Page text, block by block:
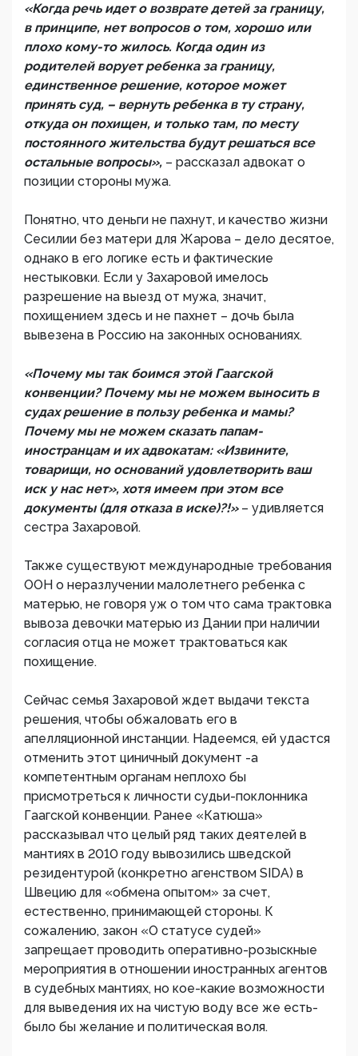
«Когда речь идет о возврате детей за границу,
в принципе, нет вопросов о том, хорошо или
плохо кому-то жилось. Когда один из
родителей ворует ребенка за границу,
единственное решение, которое может
принять суд, – вернуть ребенка в ту страну,
откуда он похищен, и только там, по месту
постоянного жительства будут решаться все
остальные вопросы», – рассказал адвокат о
позиции стороны мужа.
Понятно, что деньги не пахнут, и качество жизни
Сесилии без матери для Жарова – дело десятое,
однако в его логике есть и фактические
нестыковки. Если у Захаровой имелось
разрешение на выезд от мужа, значит,
похищением здесь и не пахнет – дочь была
вывезена в Россию на законных основаниях.
«Почему мы так боимся этой Гаагской
конвенции? Почему мы не можем выносить в
судах решение в пользу ребенка и мамы?
Почему мы не можем сказать папам-
иностранцам и их адвокатам: «Извините,
товарищи, но оснований удовлетворить ваш
иск у нас нет», хотя имеем при этом все
документы (для отказа в иске)?!» – удивляется
сестра Захаровой.
Также существуют международные требования
ООН о неразлучении малолетнего ребенка с
матерью, не говоря уж о том что сама трактовка
вывоза девочки матерью из Дании при наличии
согласия отца не может трактоваться как
похищение.
Сейчас семья Захаровой ждет выдачи текста
решения, чтобы обжаловать его в
апелляционной инстанции. Надеемся, ей удастся
отменить этот циничный документ -а
компетентным органам неплохо бы
присмотреться к личности судьи-поклонника
Гаагской конвенции. Ранее «Катюша»
рассказывал что целый ряд таких деятелей в
мантиях в 2010 году вывозились шведской
резидентурой (конкретно агенством SIDA) в
Швецию для «обмена опытом» за счет,
естественно, принимающей стороны. К
сожалению, закон «О статусе судей»
запрещает проводить оперативно-розыскные
мероприятия в отношении иностранных агентов
в судебных мантиях, но кое-какие возможности
для выведения их на чистую воду все же есть-
было бы желание и политическая воля.